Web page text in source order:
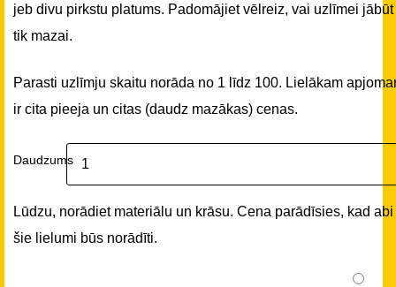
jeb divu pirkstu platums. Padomājiet vēlreiz, vai uzlīmei jābūt
tik mazai.
Parasti uzlīmju skaitu norāda no 1 līdz 100. Lielākam
ir cita pieeja un citas (daudz mazākas) cenas.
Daudzums
Lūdzu, norādiet materiālu un krāsu. Cena parādīsies, kad abi
šie lielumi būs norādīti.